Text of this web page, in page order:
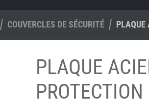
COUVERCLES DE SÉCURITÉ PLAQUE
PLAQUE